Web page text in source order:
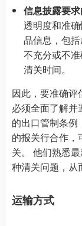
信息披露要
透明度和准
品信息，包
不充分或不
清关时间。
因此，要准确评
必须全面了解并
的出口管制条例
的报关行合作，
关。 他们熟悉
种清关问题，从
运输方式